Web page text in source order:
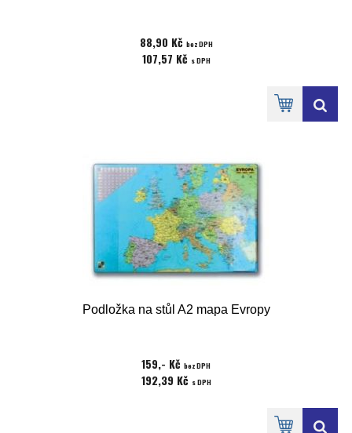
88,90 Kč bez DPH
107,57 Kč s DPH
Podložka na stůl A2 mapa Evropy
159,- Kč bez DPH
192,39 Kč s DPH